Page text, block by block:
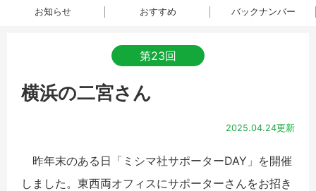
お知らせ おすすめ バックナンバー
第23回
横浜の二宮さん
2025.04.24更新
昨年末のある日「ミシマ社サポーターDAY」を開催
しました。東西両オフィスにサポーターさんをお招き